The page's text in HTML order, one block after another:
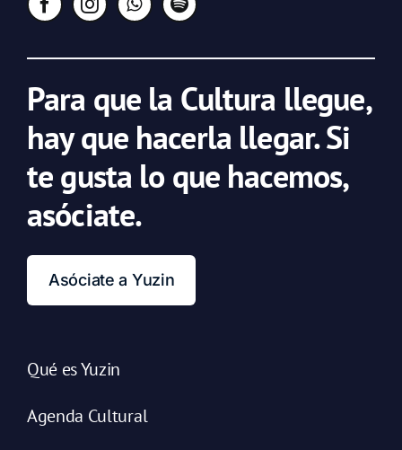
Para que la Cultura llegue,
hay que hacerla llegar. Si
te gusta lo que hacemos,
asóciate.
Asóciate a Yuzin
Qué es Yuzin
Agenda Cultural